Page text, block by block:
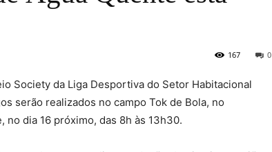
0
167
Society da Liga Desportiva do Setor Habitacional
serão realizados no campo Tok de Bola, no
no dia 16 próximo, das 8h às 13h30.